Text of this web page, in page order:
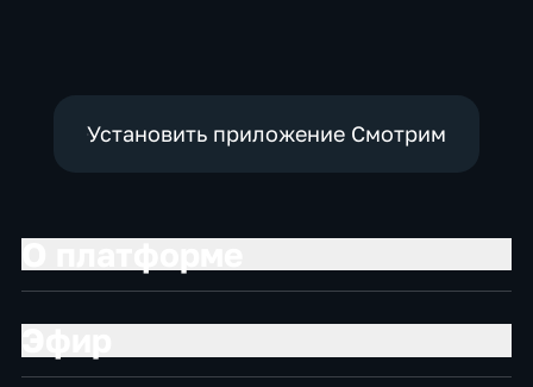
Установить приложение Смотрим